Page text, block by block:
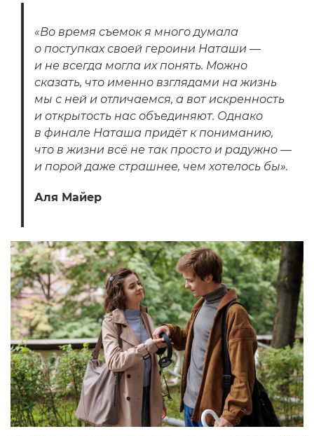
«Во время съемок я много думала
о поступках своей героини Наташи —
и не всегда могла их понять. Можно
сказать, что именно взглядами на жизнь
мы с ней и отличаемся, а вот искренность
и открытость нас объединяют. Однако
в финале Наташа придёт к пониманию,
что в жизни всё не так просто и радужно —
и порой даже страшнее, чем хотелось бы».
Аля Майер